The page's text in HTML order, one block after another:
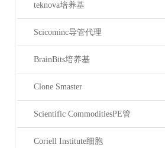
teknova培养基
Scicominc导管代理
BrainBits培养基
Clone Smaster
Scientific CommoditiesPE管
Coriell Institute细胞